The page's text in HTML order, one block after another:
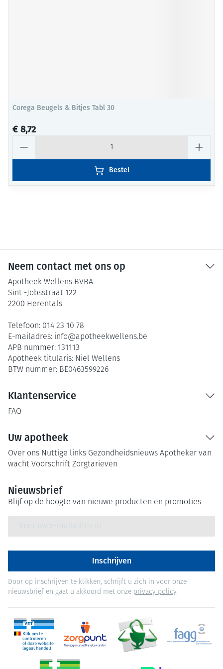
Corega Beugels & Bitjes Tabl 30
€ 8,72
Bestel
Neem contact met ons op
Apotheek Wellens BVBA
Sint -Jobsstraat 122
2200 Herentals
Telefoon: 014 23 10 78
E-mailadres: info@apotheekwellens.be
APB nummer: 131113
Apotheek titularis: Niel Wellens
BTW nummer: BE0463599226
Klantenservice
FAQ
Uw apotheek
Over ons Nuttige links Gezondheidsnieuws Apotheker van
wacht Voorschrift Zorgtarieven
Nieuwsbrief
Blijf op de hoogte van nieuwe producten en promoties
Inschrijven
Door op inschrijven te klikken, schrijft u zich in voor onze
nieuwsbrief en gaat u akkoord met onze privacy policy.